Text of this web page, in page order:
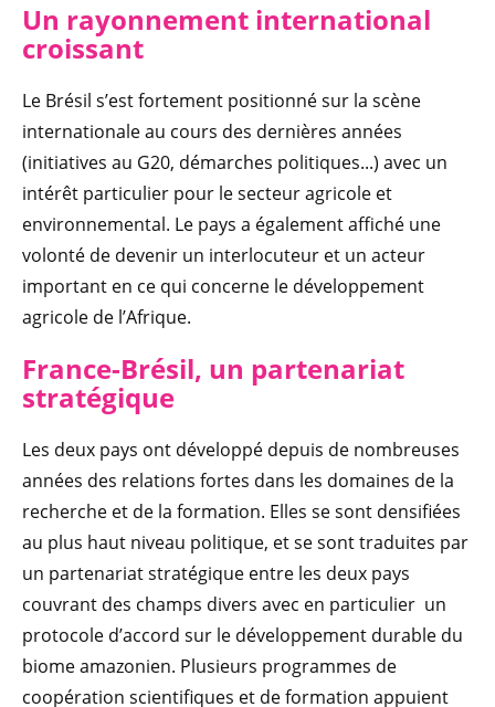
Un rayonnement international
croissant
Le Brésil s’est fortement positionné sur la scène
internationale au cours des dernières années
(initiatives au G20, démarches politiques...) avec un
intérêt particulier pour le secteur agricole et
environnemental. Le pays a également affiché une
volonté de devenir un interlocuteur et un acteur
important en ce qui concerne le développement
agricole de l’Afrique.
France-Brésil, un partenariat
stratégique
Les deux pays ont développé depuis de nombreuses
années des relations fortes dans les domaines de la
recherche et de la formation. Elles se sont densifiées
au plus haut niveau politique, et se sont traduites par
un partenariat stratégique entre les deux pays
couvrant des champs divers avec en particulier un
protocole d’accord sur le développement durable du
biome amazonien. Plusieurs programmes de
coopération scientifiques et de formation appuient